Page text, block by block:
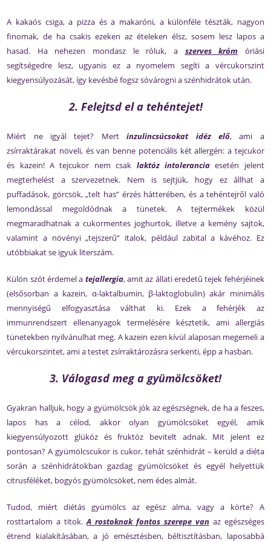
A kakaós csiga, a pizza és a makaróni, a különféle tészták, nagyon
finomak, de ha csakis ezeken az ételeken élsz, sosem lesz lapos a
hasad. Ha nehezen mondasz le róluk, a szerves króm óriási
segítségedre lesz, ugyanis ez a nyomelem segíti a vércukorszint
kiegyensúlyozását, így kevésbé fogsz sóvárogni a szénhidrátok után.
2. Felejtsd el a tehéntejet!
Miért ne igyál tejet? Mertinzulincsúcsokat idéz elő, ami a
zsírraktárakat növeli, és van benne potenciális két allergén: a tejcukor
és kazein! A tejcukor nem csak laktóz intolerancia esetén jelent
megterhelést a szervezetnek. Nem is sejtjük, hogy ez állhat a
puffadások, görcsök, „telt has” érzés hátterében, és a tehéntejről való
lemondással megoldódnak a tünetek. A tejtermékek közül
megmaradhatnak a cukormentes joghurtok, illetve a kemény sajtok,
valamint a növényi „tejszerű” italok, például zabital a kávéhoz. Ez
utóbbiakat se igyuk literszám.
Külön szót érdemel a tejallergia, amit az állati eredetű tejek fehérjéinek
(elsősorban a kazein, α-laktalbumin, β-laktoglobulin) akár minimális
mennyiségű elfogyasztása válthat ki. Ezek a fehérjék az
immunrendszert ellenanyagok termelésére késztetik, ami allergiás
tünetekben nyilvánulhat meg. A kazein ezen kívül alaposan megemeli a
vércukorszintet, ami a testet zsírraktározásra serkenti, épp a hasban.
3. Válogasd meg a gyümölcsöket!
Gyakran halljuk, hogy a gyümölcsök jók az egészségnek, de ha a feszes,
lapos has a célod, akkor olyan gyümölcsöket egyél, amik
kiegyensúlyozott glükóz és fruktóz bevitelt adnak. Mit jelent ez
pontosan? A gyümölcscukor is cukor, tehát szénhidrát – kerüld a diéta
során a szénhidrátokban gazdag gyümölcsöket és egyél helyettük
citrusféléket, bogyós gyümölcsöket, nem édes almát.
Tudod, miért diétás gyümölcs az egész alma, vagy a körte? A
rosttartalom a titok.A rostoknak fontos szerepe vanaz egészséges
étrend kialakításában, a jó emésztésben, béltisztításban, laposabbá